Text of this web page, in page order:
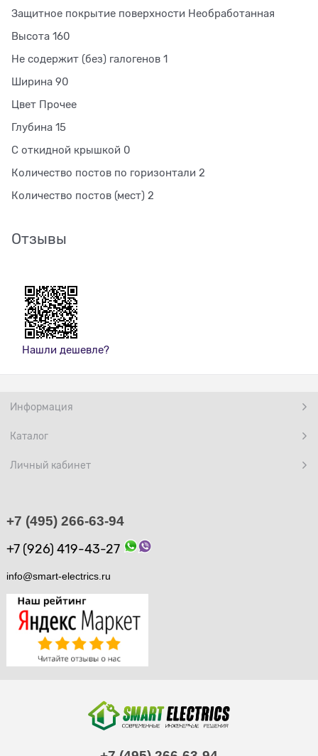
Защитное покрытие поверхности Необработанная
Высота 160
Не содержит (без) галогенов 1
Ширина 90
Цвет Прочее
Глубина 15
С откидной крышкой 0
Количество постов по горизонтали 2
Количество постов (мест) 2
Отзывы
Нашли дешевле?
Информация
Каталог
Личный кабинет
+7 (495) 266-63-94
+7 (926) 419-43-27
info@smart-electrics.ru